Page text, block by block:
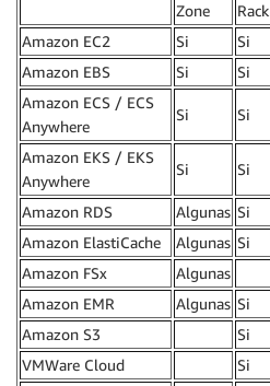
Zone
Rack
Amazon EC2
Si Si
Amazon EBS
Si Si
Amazon ECS / ECS
Anywhere
Si Si
Amazon EKS / EKS
Anywhere
Si Si
Amazon RDS Algunas Si
Amazon ElastiCache
Algunas Si
Amazon FSx
Algunas
Amazon EMR
Algunas Si
Amazon S3
Si
VMWare Cloud
Si